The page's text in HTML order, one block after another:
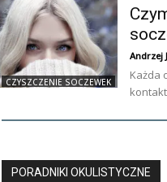
CZYSZCZENIE SOCZEWEK
Andrzej
Każda
PORADNIKI OKULISTYCZNE